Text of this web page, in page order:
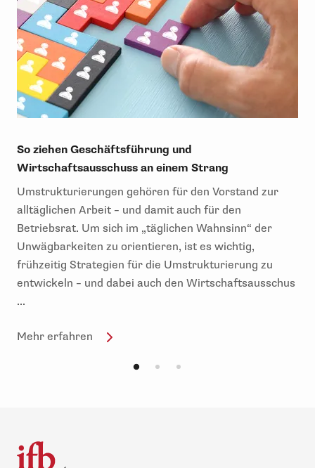
So ziehen Geschäftsführung und
Wirtschaftsausschuss an einem Strang
Umstrukturierungen gehören für den Vorstand zur
alltäglichen Arbeit – und damit auch für den
Betriebsrat. Um sich im „täglichen Wahnsinn“ der
Unwägbarkeiten zu orientieren, ist es wichtig,
frühzeitig Strategien für die Umstrukturierung zu
entwickeln – und dabei auch den Wirtschaftsausschus
...
Mehr erfahren